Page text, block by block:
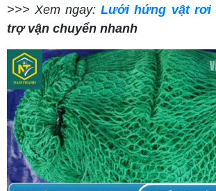
>>> Xem ngay:Lưới hứng vật rơi
trợ vận chuyển nhanh